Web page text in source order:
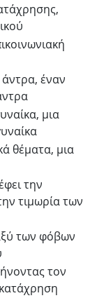
έναν
μια
θέματα, μια
την
τιμωρία των
των φόβων
τον